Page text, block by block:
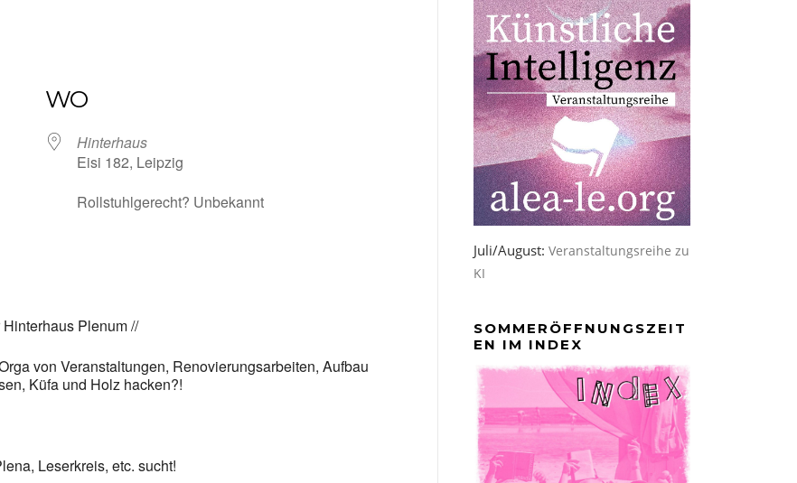
WO
Hinterhaus
Eisi 182, Leipzig
Rollstuhlgerecht? Unbekannt
Plenum //
von Veranstaltungen, Renovierungsarbeiten, Aufbau
Küfa und Holz hacken?!
Leserkreis, etc. sucht!
Juli/August: Veranstaltungsreihe zu
KI
SOMMERÖFFNUNGSZEIT
EN IM INDEX